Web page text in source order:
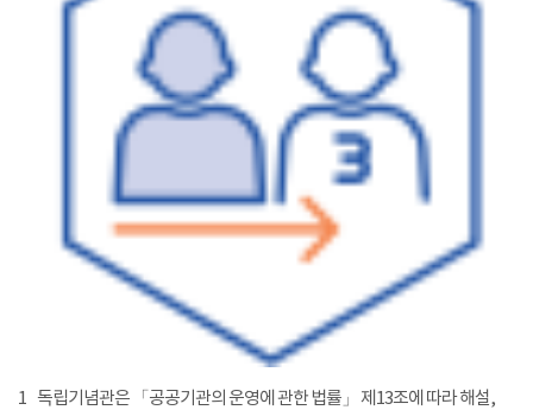
1 독립기념관은 「공공기관의 운영에 관한 법률」 제13조에 따라 해설,